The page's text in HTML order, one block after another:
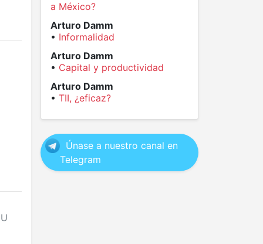
a México?
Arturo Damm
• Informalidad
Arturo Damm
• Capital y productividad
Arturo Damm
• TII, ¿eficaz?
Únase a nuestro canal en
Telegram